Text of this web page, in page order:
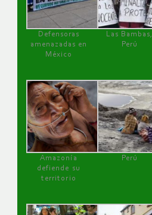
Defensoras
amenazadas en
México
Las Bambas,
Perú
Amazonía
defiende su
territorio
Perú